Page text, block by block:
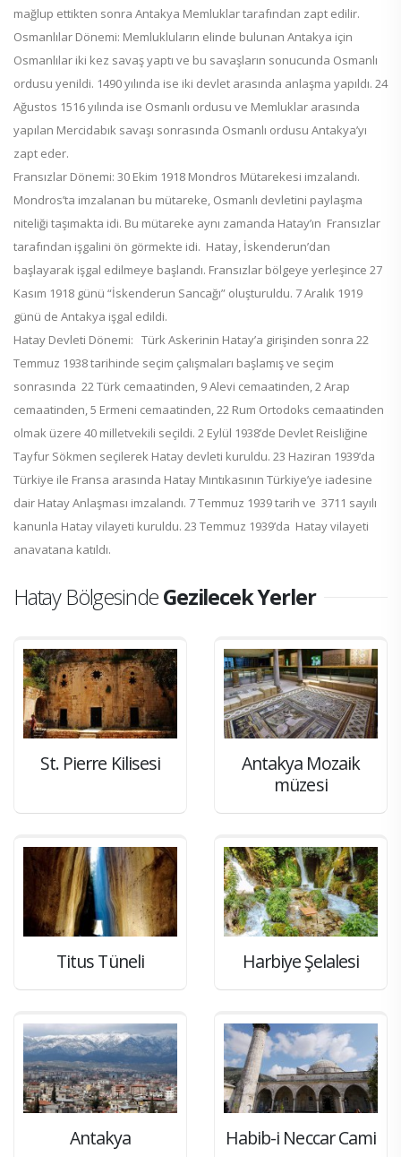
mağlup ettikten sonra Antakya Memluklar tarafından zapt edilir.
Osmanlılar Dönemi: Memlukluların elinde bulunan Antakya için
Osmanlılar iki kez savaş yaptı ve bu savaşların sonucunda Osmanlı
ordusu yenildi. 1490 yılında ise iki devlet arasında anlaşma yapıldı. 24
Ağustos 1516 yılında ise Osmanlı ordusu ve Memluklar arasında
yapılan Mercidabık savaşı sonrasında Osmanlı ordusu Antakya’yı
zapt eder.
Fransızlar Dönemi: 30 Ekim 1918 Mondros Mütarekesi imzalandı.
Mondros’ta imzalanan bu mütareke, Osmanlı devletini paylaşma
niteliği taşımakta idi. Bu mütareke aynı zamanda Hatay’ın Fransızlar
tarafından işgalini ön görmekte idi. Hatay, İskenderun’dan
başlayarak işgal edilmeye başlandı. Fransızlar bölgeye yerleşince 27
Kasım 1918 günü “İskenderun Sancağı” oluşturuldu. 7 Aralık 1919
günü de Antakya işgal edildi.
Hatay Devleti Dönemi: Türk Askerinin Hatay’a girişinden sonra 22
Temmuz 1938 tarihinde seçim çalışmaları başlamış ve seçim
sonrasında 22 Türk cemaatinden, 9 Alevi cemaatinden, 2 Arap
cemaatinden, 5 Ermeni cemaatinden, 22 Rum Ortodoks cemaatinden
olmak üzere 40 milletvekili seçildi. 2 Eylül 1938’de Devlet Reisliğine
Tayfur Sökmen seçilerek Hatay devleti kuruldu. 23 Haziran 1939’da
Türkiye ile Fransa arasında Hatay Mıntıkasının Türkiye’ye iadesine
dair Hatay Anlaşması imzalandı. 7 Temmuz 1939 tarih ve 3711 sayılı
kanunla Hatay vilayeti kuruldu. 23 Temmuz 1939’da Hatay vilayeti
anavatana katıldı.
Hatay BölgesindeGezilecek Yerler
St. Pierre Kilisesi
Antakya Mozaik
müzesi
Titus Tüneli Harbiye Şelalesi
Antakya Habib-i Neccar Cami